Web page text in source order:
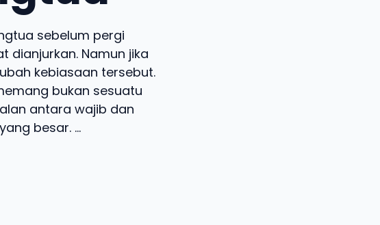
sebelum pergi
dianjurkan. Namun jika
kebiasaan tersebut.
bukan sesuatu
antara wajib dan
besar. ...